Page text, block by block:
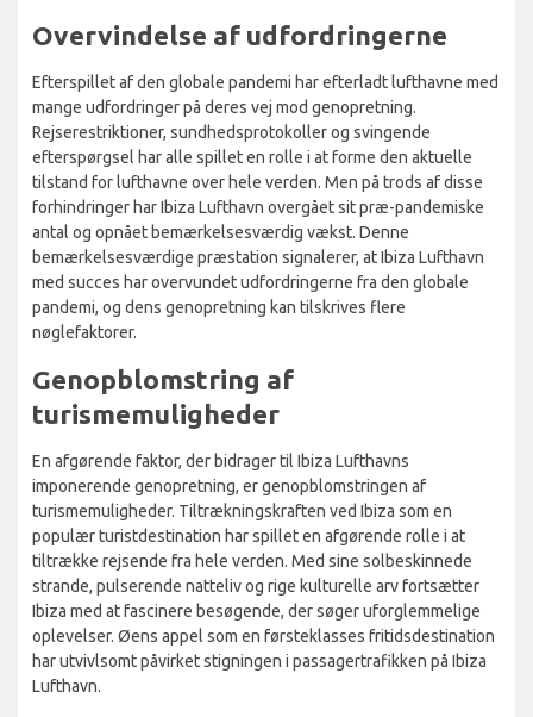
Overvindelse af udfordringerne
Efterspillet af den globale pandemi har efterladt lufthavne med
mange udfordringer på deres vej mod genopretning.
Rejserestriktioner, sundhedsprotokoller og svingende
efterspørgsel har alle spillet en rolle i at forme den aktuelle
tilstand for lufthavne over hele verden. Men på trods af disse
forhindringer har Ibiza Lufthavn overgået sit præ-pandemiske
antal og opnået bemærkelsesværdig vækst. Denne
bemærkelsesværdige præstation signalerer, at Ibiza Lufthavn
med succes har overvundet udfordringerne fra den globale
pandemi, og dens genopretning kan tilskrives flere
nøglefaktorer.
Genopblomstring af
turismemuligheder
En afgørende faktor, der bidrager til Ibiza Lufthavns
imponerende genopretning, er genopblomstringen af
turismemuligheder. Tiltrækningskraften ved Ibiza som en
populær turistdestination har spillet en afgørende rolle i at
tiltrække rejsende fra hele verden. Med sine solbeskinnede
strande, pulserende natteliv og rige kulturelle arv fortsætter
Ibiza med at fascinere besøgende, der søger uforglemmelige
oplevelser. Øens appel som en førsteklasses fritidsdestination
har utvivlsomt påvirket stigningen i passagertrafikken på Ibiza
Lufthavn.